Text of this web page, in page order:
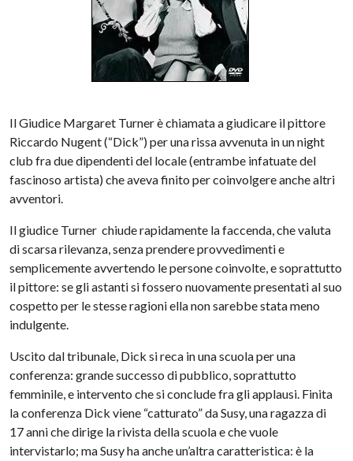
Il Giudice Margaret Turner è chiamata a giudicare il pittore
Riccardo Nugent (“Dick”) per una rissa avvenuta in un night
club fra due dipendenti del locale (entrambe infatuate del
fascinoso artista) che aveva finito per coinvolgere anche altri
avventori.
Il giudice Turner chiude rapidamente la faccenda, che valuta
di scarsa rilevanza, senza prendere provvedimenti e
semplicemente avvertendo le persone coinvolte, e soprattutto
il pittore: se gli astanti si fossero nuovamente presentati al suo
cospetto per le stesse ragioni ella non sarebbe stata meno
indulgente.
Uscito dal tribunale, Dick si reca in una scuola per una
conferenza: grande successo di pubblico, soprattutto
femminile, e intervento che si conclude fra gli applausi. Finita
la conferenza Dick viene “catturato” da Susy, una ragazza di
17 anni che dirige la rivista della scuola e che vuole
intervistarlo; ma Susy ha anche un’altra caratteristica: è la